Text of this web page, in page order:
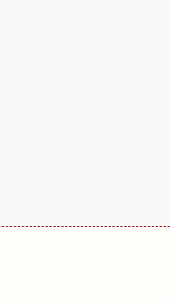
में घरों से बाहर निकले लोग
: नीतीश